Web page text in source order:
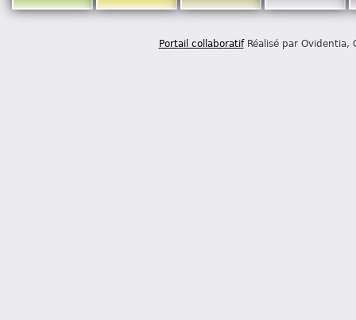
Portail collaboratifRéalisé par Ovidentia,